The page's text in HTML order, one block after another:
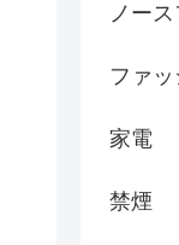
ノー
ファ
家電
禁煙